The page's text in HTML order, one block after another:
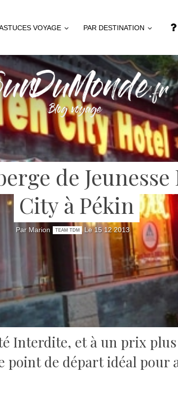
VOYAGE PAR DESTINATION
de
City à Pékin
Par Marion TEAM TDM Le 15 12 2013
Interdite, et à un prix plus
point de départ idéal pour